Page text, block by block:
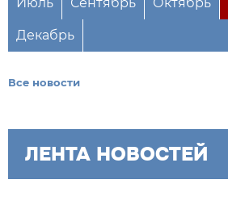
Декабрь
Все новости
ЛЕНТА НОВОСТЕЙ